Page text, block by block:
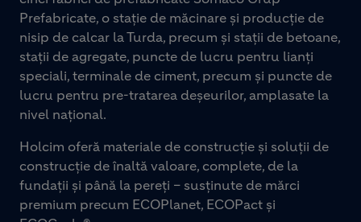
Prefabricate, o stație de măcinare și producție de
nisip de calcar la Turda, precum și stații de betoane,
stații de agregate, puncte de lucru pentru lianți
speciali, terminale de ciment, precum și puncte de
lucru pentru pre-tratarea deșeurilor, amplasate la
nivel național.
Holcim oferă materiale de construcție și soluții de
construcție de înaltă valoare, complete, de la
fundații și până la pereți – susținute de mărci
premium precum ECOPlanet, ECOPact și